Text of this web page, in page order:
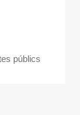
públics